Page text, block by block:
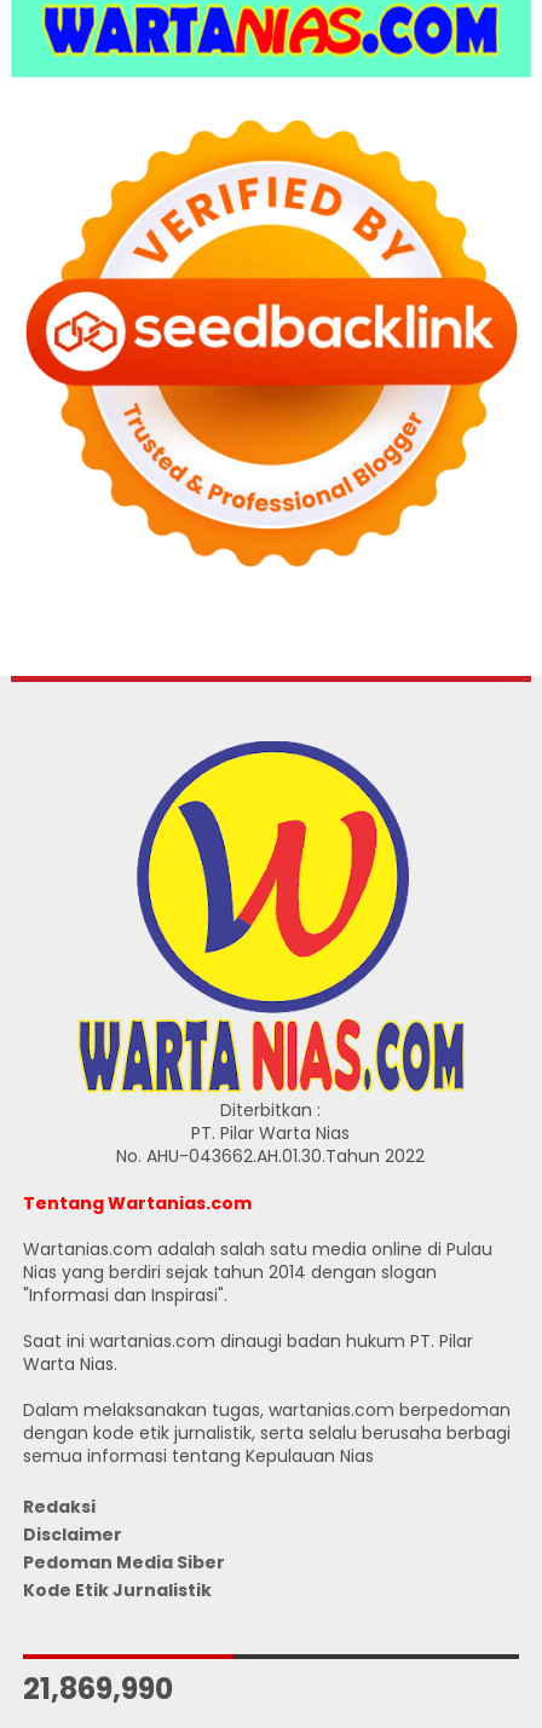
Diterbitkan :
PT. Pilar Warta Nias
No. AHU-043662.AH.01.30.Tahun 2022
Tentang Wartanias.com
Wartanias.com adalah salah satu media online di Pulau
Nias yang berdiri sejak tahun 2014 dengan slogan
"Informasi dan Inspirasi".
Saat ini wartanias.com dinaugi badan hukum PT. Pilar
Warta Nias.
Dalam melaksanakan tugas, wartanias.com berpedoman
dengan kode etik jurnalistik, serta selalu berusaha berbagi
semua informasi tentang Kepulauan Nias
Redaksi
Disclaimer
Pedoman Media Siber
Kode Etik Jurnalistik
21,869,990